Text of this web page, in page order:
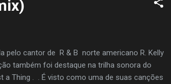
pelo cantor de R & B norte americano R. Kelly
também foi destaque na trilha sonora do
Thing . . É visto como uma de suas canções